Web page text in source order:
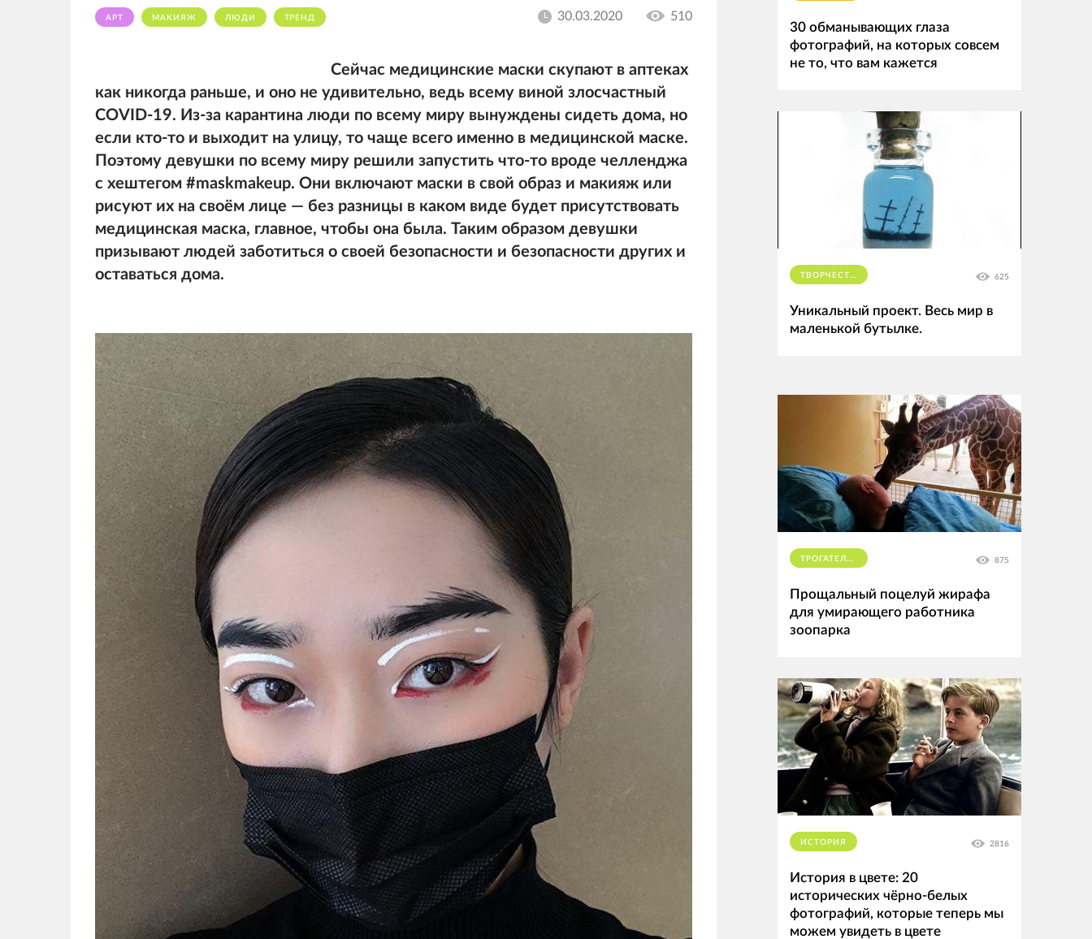
АРТ МАКИЯЖ ЛЮДИ ТРЕНД 30.03.2020 510
Сейчас медицинские маски скупают в аптеках
как никогда раньше, и оно не удивительно, ведь всему виной злосчастный
COVID-19. Из-за карантина люди по всему миру вынуждены сидеть дома, но
если кто-то и выходит на улицу, то чаще всего именно в медицинской маске.
Поэтому девушки по всему миру решили запустить что-то вроде челленджа
с хештегом #maskmakeup. Они включают маски в свой образ и макияж или
рисуют их на своём лице — без разницы в каком виде будет присутствовать
медицинская маска, главное, чтобы она была. Таким образом девушки
призывают людей заботиться о своей безопасности и безопасности других и
оставаться дома.
30 обманывающих глаза
фотографий, на которых совсем
не то, что вам кажется
ТВОРЧЕСТВО 625
Уникальный проект. Весь мир в
маленькой бутылке.
ТРОГАТЕЛЬНОЕ 875
Прощальный поцелуй жирафа
для умирающего работника
зоопарка
ИСТОРИЯ 2816
История в цвете: 20
исторических чёрно-белых
фотографий, которые теперь мы
можем увидеть в цвете